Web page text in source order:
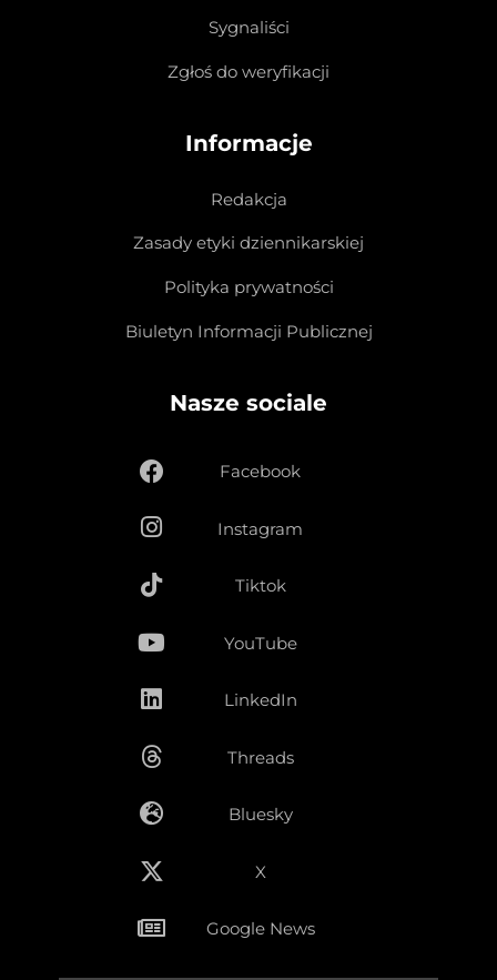
Sygnaliści
Zgłoś do weryfikacji
Informacje
Redakcja
Zasady etyki dziennikarskiej
Polityka prywatności
Biuletyn Informacji Publicznej
Nasze sociale
Facebook
Instagram
Tiktok
YouTube
LinkedIn
Threads
Bluesky
X
Google News